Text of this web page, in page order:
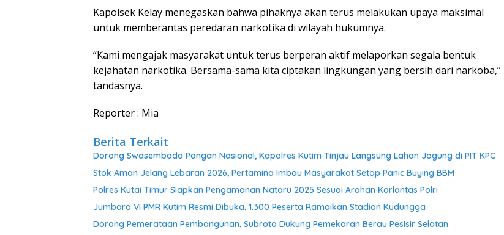
Kapolsek Kelay menegaskan bahwa pihaknya akan terus melakukan upaya maksimal
untuk memberantas peredaran narkotika di wilayah hukumnya.
“Kami mengajak masyarakat untuk terus berperan aktif melaporkan segala bentuk
kejahatan narkotika. Bersama-sama kita ciptakan lingkungan yang bersih dari narkoba,”
tandasnya.
Reporter : Mia
Berita Terkait
Dorong Swasembada Pangan Nasional, Kapolres Kutim Tinjau Langsung Lahan Jagung di PIT KPC
Stok Aman Jelang Lebaran 2026, Pertamina Imbau Masyarakat Setop Panic Buying BBM
Polres Kutai Timur Siapkan Pengamanan Nataru 2025 Sesuai Arahan Korlantas Polri
Jumbara VI PMR Kutim Resmi Dibuka, 1.300 Peserta Ramaikan Stadion Kudungga
Dorong Pemerataan Pembangunan, Subroto Dukung Pemekaran Berau Pesisir Selatan